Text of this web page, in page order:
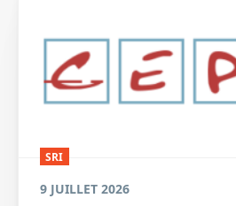
SRI
9 JUILLET 2026